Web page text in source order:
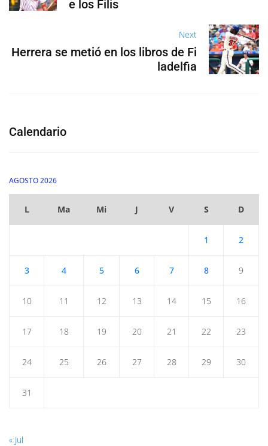
e los Filis
Next
Herrera se metió en los libros de Fi
ladelfia
Calendario
AGOSTO 2026
L Ma Mi J V S D
1 2
3 4 5 6 7 8 9
10 11 12 13 14 15 16
17 18 19 20 21 22 23
24 25 26 27 28 29 30
31
« Jul